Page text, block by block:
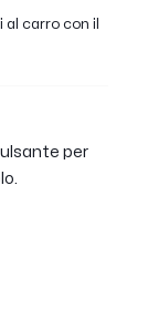
al carro con il
per